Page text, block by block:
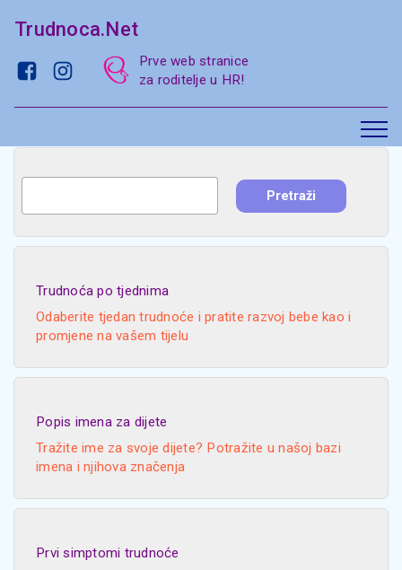
Trudnoca.Net
Prve web stranice
za roditelje u HR!
Trudnoća po tjednima
Odaberite tjedan trudnoće i pratite razvoj bebe kao i
promjene na vašem tijelu
Popis imena za dijete
Tražite ime za svoje dijete? Potražite u našoj bazi
imena i njihova značenja
Prvi simptomi trudnoće